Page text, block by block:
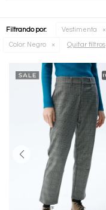
Filtrando por: Vestimenta
Color: Negro Quitar filtros